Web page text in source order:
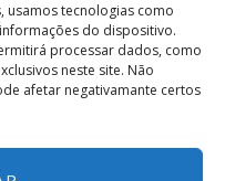
usamos tecnologias como
do dispositivo.
processar dados, como
neste site. Não
afetar negativamante certos